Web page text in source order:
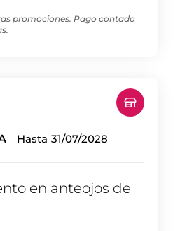
promociones. Pago contado
Hasta 31/07/2028
en anteojos de